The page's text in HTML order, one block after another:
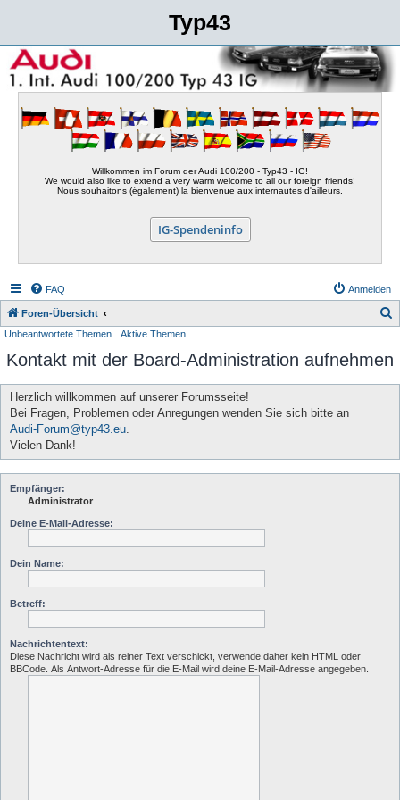
Typ43
Willkommen im Forum der Audi 100/200 - Typ43 - IG!
We would also like to extend a very warm welcome to all our foreign friends!
Nous souhaitons (également) la bienvenue aux internautes d'ailleurs.
IG-Spendeninfo
FAQ Anmelden
Foren-Übersicht
Unbeantwortete Themen Aktive Themen
Kontakt mit der Board-Administration aufnehmen
Herzlich willkommen auf unserer Forumsseite!
Bei Fragen, Problemen oder Anregungen wenden Sie sich bitte an
Audi-Forum@typ43.eu
Vielen Dank!
Empfänger:
Administrator
Deine E-Mail-Adresse:
Dein Name:
Betreff:
Nachrichtentext:
Diese Nachricht wird als reiner Text verschickt, verwende daher kein HTML oder
BBCode. Als Antwort-Adresse für die E-Mail wird deine E-Mail-Adresse angegeben.